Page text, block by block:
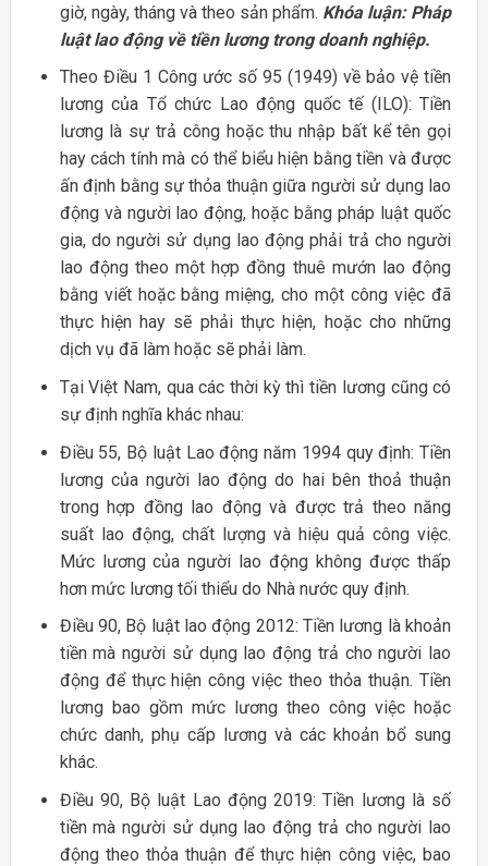
giờ, ngày, tháng và theo sản phẩm. Khóa luận: Pháp
luật lao động về tiền lương trong doanh nghiệp.
Theo Điều 1 Công ước số 95 (1949) về bảo vệ tiền
lương của Tổ chức Lao động quốc tế (ILO): Tiền
lương là sự trả công hoặc thu nhập bất kể tên gọi
hay cách tính mà có thể biểu hiện bằng tiền và được
ấn định bằng sự thỏa thuận giữa người sử dụng lao
động và người lao động, hoặc bằng pháp luật quốc
gia, do người sử dụng lao động phải trả cho người
lao động theo một hợp đồng thuê mướn lao động
bằng viết hoặc bằng miệng, cho một công việc đã
thực hiện hay sẽ phải thực hiện, hoặc cho những
dịch vụ đã làm hoặc sẽ phải làm.
Tại Việt Nam, qua các thời kỳ thì tiền lương cũng có
sự định nghĩa khác nhau:
Điều 55, Bộ luật Lao động năm 1994 quy định: Tiền
lương của người lao động do hai bên thoả thuận
trong hợp đồng lao động và được trả theo năng
suất lao động, chất lượng và hiệu quả công việc.
Mức lương của người lao động không được thấp
hơn mức lương tối thiểu do Nhà nước quy định.
Điều 90, Bộ luật lao động 2012: Tiền lương là khoản
tiền mà người sử dụng lao động trả cho người lao
động để thực hiện công việc theo thỏa thuận. Tiền
lương bao gồm mức lương theo công việc hoặc
chức danh, phụ cấp lương và các khoản bổ sung
khác.
Điều 90, Bộ luật Lao động 2019: Tiền lương là số
tiền mà người sử dụng lao động trả cho người lao
động theo thỏa thuận để thực hiện công việc, bao